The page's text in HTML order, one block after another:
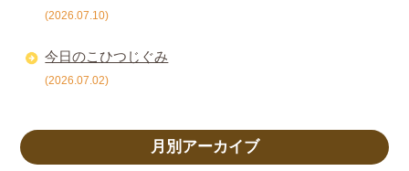
(2026.07.10)
今日のこひつじぐみ
(2026.07.02)
月別アーカイブ